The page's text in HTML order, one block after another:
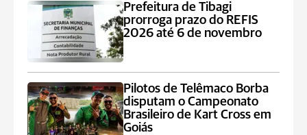
Prefeitura de Tibagi
prorroga prazo do REFIS
2026 até 6 de novembro
Pilotos de Telêmaco Borba
disputam o Campeonato
Brasileiro de Kart Cross em
Goiás